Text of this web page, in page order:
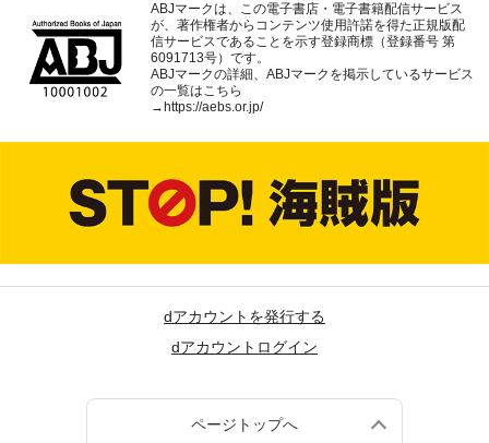
ABJマークは、この電子書店・電子書籍配信サービス
が、著作権者からコンテンツ使用許諾を得た正規版配
信サービスであることを示す登録商標（登録番号 第
6091713号）です。
ABJマークの詳細、ABJマークを掲示しているサービス
の一覧はこちら
→ https://aebs.or.jp/
dアカウントを発行する
dアカウントログイン
ページトップへ